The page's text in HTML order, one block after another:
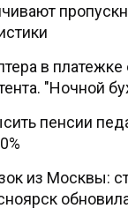
в
"Ночной
пенсии
из Москвы: